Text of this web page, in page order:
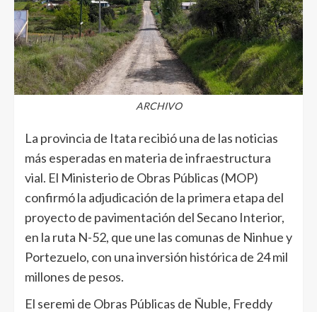
ARCHIVO
La provincia de Itata recibió una de las noticias
más esperadas en materia de infraestructura
vial. El Ministerio de Obras Públicas (MOP)
confirmó la adjudicación de la primera etapa del
proyecto de pavimentación del Secano Interior,
en la ruta N-52, que une las comunas de Ninhue y
Portezuelo, con una inversión histórica de 24 mil
millones de pesos.
El seremi de Obras Públicas de Ñuble, Freddy